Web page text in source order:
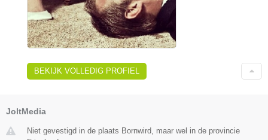
BEKIJK VOLLEDIG PROFIEL
JoltMedia
Niet gevestigd in de plaats Bornwird, maar wel in de provincie